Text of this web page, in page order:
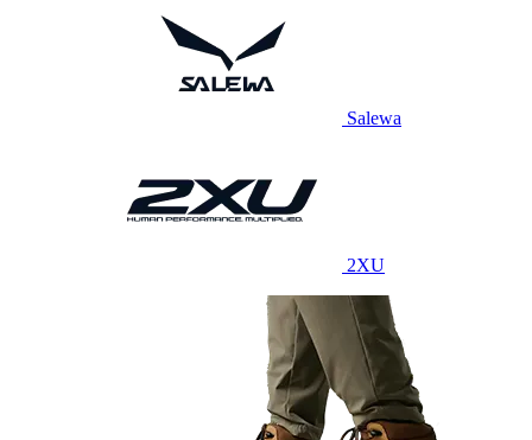
Salewa
2XU